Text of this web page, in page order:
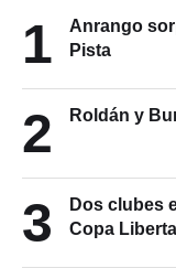
1
Anrango
Pista
2 Roldán y
3
Dos clubes
Copa